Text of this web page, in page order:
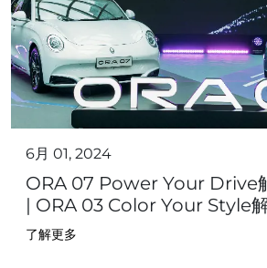
6月 01, 2024
ORA 07 Power Your Drive
| ORA 03 Color Your Style
了解更多